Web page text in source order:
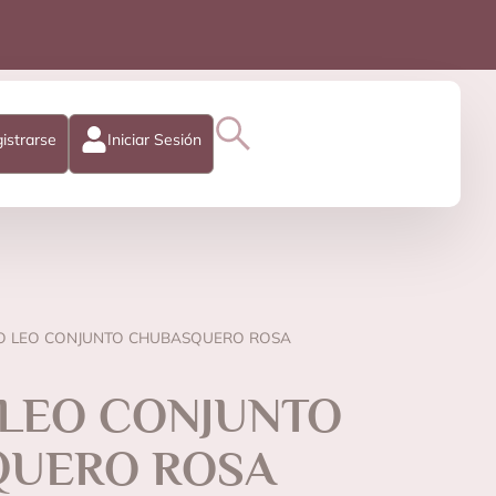
Iniciar Sesión
LEO CONJUNTO CHUBASQUERO ROSA
(1 reseñas)
CONJUNTO
ROSA